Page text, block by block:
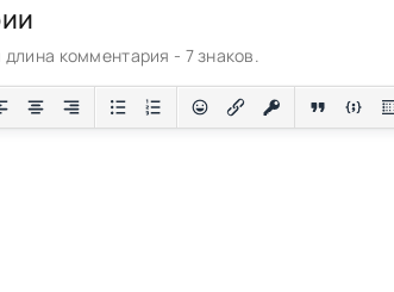
комментария - 7 знаков.